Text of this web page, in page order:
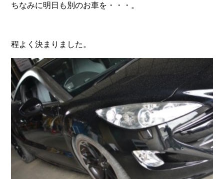
ちなみに明日も別のお車を・・・。
程よく決まりました。